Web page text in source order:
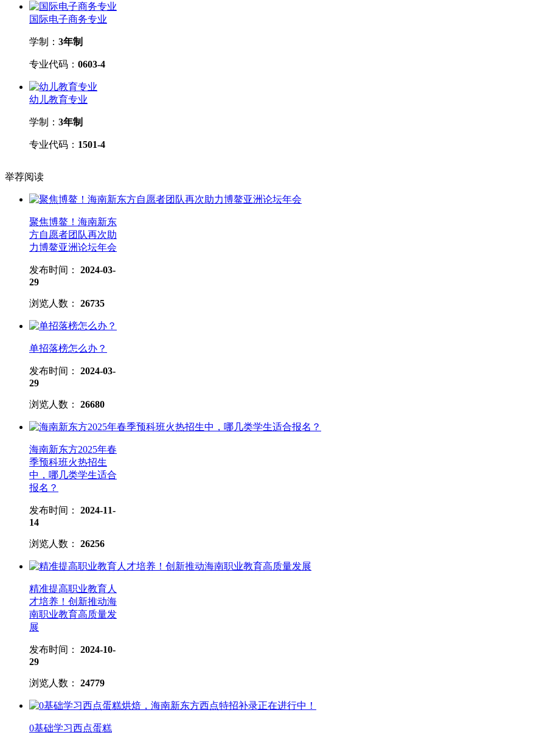
国际电子商务专业
学制： 3年制
专业代码： 0603-4
幼儿教育专业
学制： 3年制
专业代码： 1501-4
举荐阅读
聚焦博鳌！海南新东
方自愿者团队再次助
力博鳌亚洲论坛年会
发布时间： 2024-03-
29
浏览人数： 26735
单招落榜怎么办？
发布时间： 2024-03-
29
浏览人数： 26680
海南新东方2025年春
季预科班火热招生
中，哪几类学生适合
报名？
发布时间： 2024-11-
14
浏览人数： 26256
精准提高职业教育人
才培养！创新推动海
南职业教育高质量发
展
发布时间： 2024-10-
29
浏览人数： 24779
0基础学习西点蛋糕